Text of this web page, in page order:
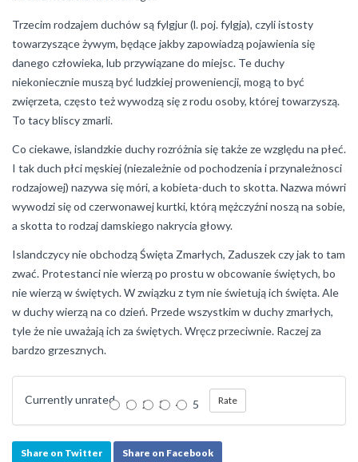
Trzecim rodzajem duchów są fylgjur (l. poj. fylgja), czyli istosty
towarzyszące żywym, będące jakby zapowiadzą pojawienia się
danego człowieka, lub przywiązane do miejsc. Te duchy
niekoniecznie muszą być ludzkiej proweniencji, mogą to być
zwięrzeta, często też wywodzą się z rodu osoby, której towarzyszą.
To tacy bliscy zmarli.
Co ciekawe, islandzkie duchy rozróżnia się także ze względu na płeć.
I tak duch płci męskiej (niezależnie od pochodzenia i przynależnosci
rodzajowej) nazywa się móri, a kobieta-duch to skotta. Nazwa mówri
wywodzi się od czerwonawej kurtki, którą mężczyźni noszą na sobie,
a skotta to rodzaj damskiego nakrycia głowy.
Islandczycy nie obchodzą Święta Zmarłych, Zaduszek czy jak to tam
zwać. Protestanci nie wierzą po prostu w obcowanie świętych, bo
nie wierzą w świętych. W związku z tym nie świetują ich święta. Ale
w duchy wierzą na co dzień. Przede wszystkim w duchy zmarłych,
tyle że nie uważają ich za świętych. Wręcz przeciwnie. Raczej za
bardzo grzesznych.
Currently unrated 1 2 3 4 5
Share on Twitter Share on Facebook